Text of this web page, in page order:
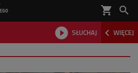
shopping_cart 
 SŁUCHAJ  WIĘCEJ
